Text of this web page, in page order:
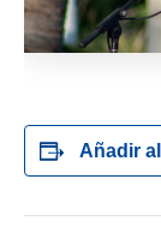
Añadir